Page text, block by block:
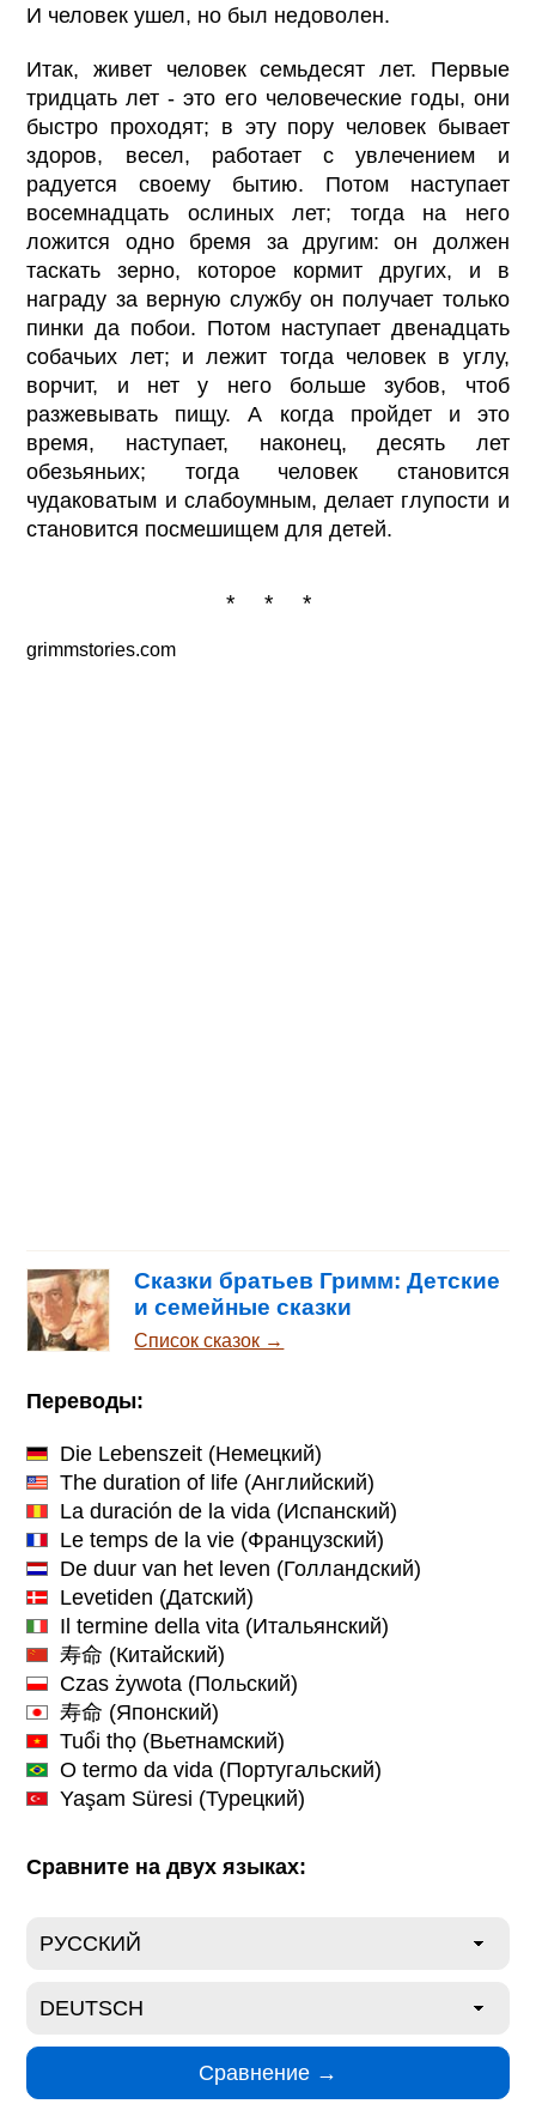
И человек ушел, но был недоволен.
Итак, живет человек семьдесят лет. Первые
тридцать лет - это его человеческие годы, они
быстро проходят; в эту пору человек бывает
здоров, весел, работает с увлечением и
радуется своему бытию. Потом наступает
восемнадцать ослиных лет; тогда на него
ложится одно бремя за другим: он должен
таскать зерно, которое кормит других, и в
награду за верную службу он получает только
пинки да побои. Потом наступает двенадцать
собачьих лет; и лежит тогда человек в углу,
ворчит, и нет у него больше зубов, чтоб
разжевывать пищу. А когда пройдет и это
время, наступает, наконец, десять лет
обезьяньих; тогда человек становится
чудаковатым и слабоумным, делает глупости и
становится посмешищем для детей.
* * *
grimmstories.com
Сказки братьев Гримм: Детские
и семейные сказки
Список сказок →
Переводы:
Die Lebenszeit (Немецкий)
The duration of life (Английский)
La duración de la vida (Испанский)
Le temps de la vie (Французский)
De duur van het leven (Голландский)
Levetiden (Датский)
Il termine della vita (Итальянский)
寿命 (Китайский)
Czas żywota (Польский)
寿命 (Японский)
Tuổi thọ (Вьетнамский)
O termo da vida (Португальский)
Yaşam Süresi (Турецкий)
Сравните на двух языках: